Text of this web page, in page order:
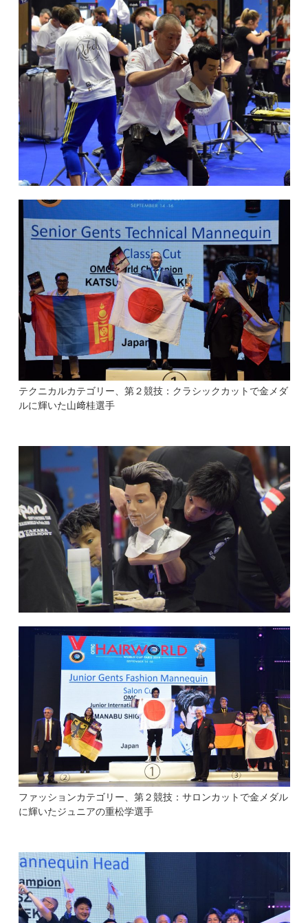
テクニカルカテゴリー、第２競技：クラシックカットで金メダ
ルに輝いた山﨑桂選手
ファッションカテゴリー、第２競技：サロンカットで金メダル
に輝いたジュニアの重松学選手